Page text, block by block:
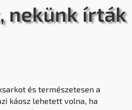
nekünk írták
és természetesen a
káosz lehetett volna, ha